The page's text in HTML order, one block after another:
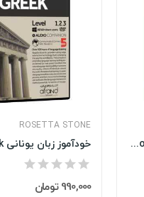
خودآموز زبان هندی Rosetta Stone Hindi
ROSETTA STONE
990,000 تومان